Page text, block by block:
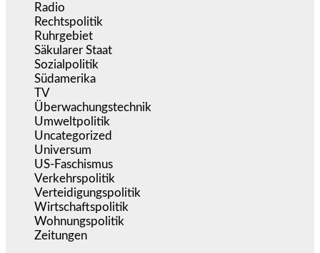
Radio
Rechtspolitik
Ruhrgebiet
Säkularer Staat
Sozialpolitik
Südamerika
TV
Überwachungstechnik
Umweltpolitik
Uncategorized
Universum
US-Faschismus
Verkehrspolitik
Verteidigungspolitik
Wirtschaftspolitik
Wohnungspolitik
Zeitungen